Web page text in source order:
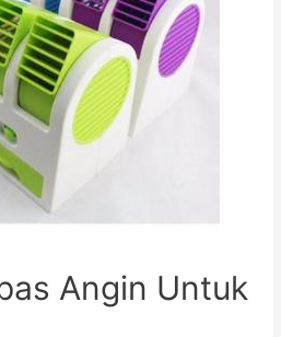
Angin Untuk